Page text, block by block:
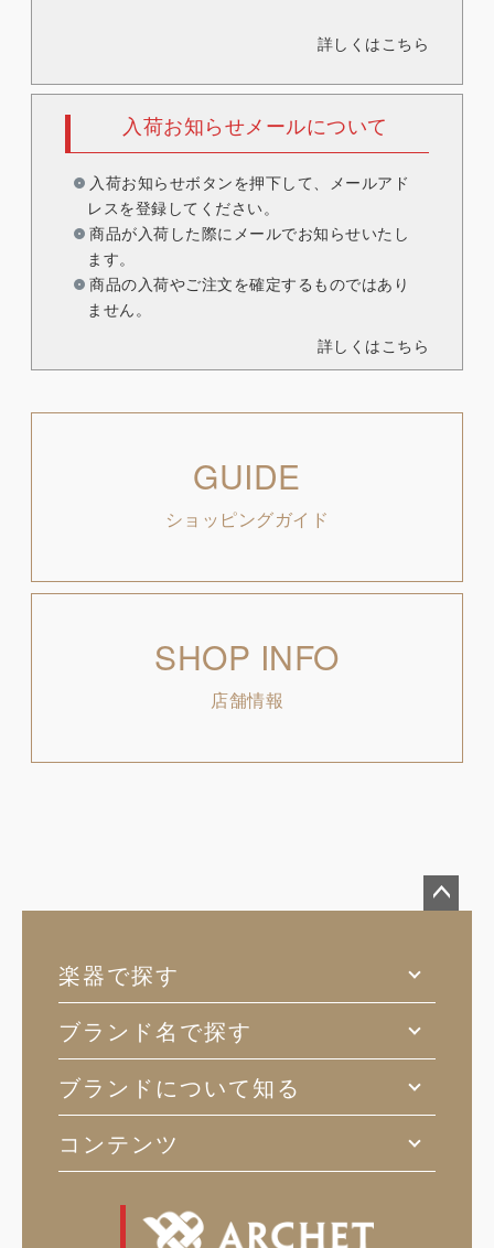
詳しくはこちら
入荷お知らせメールについて
入荷お知らせボタンを押下して、メールアド
レスを登録してください。
商品が入荷した際にメールでお知らせいたし
ます。
商品の入荷やご注文を確定するものではあり
ません。
詳しくはこちら
GUIDE
ショッピングガイド
SHOP INFO
店舗情報
へ
楽器で探す
ブランド名で探す
ブランドについて知る
コンテンツ